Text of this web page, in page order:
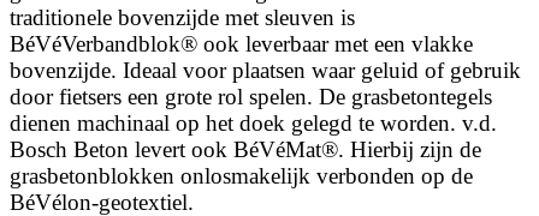
traditionele bovenzijde met sleuven is
BéVéVerbandblok® ook leverbaar met een vlakke
bovenzijde. Ideaal voor plaatsen waar geluid of gebruik
door fietsers een grote rol spelen. De grasbetontegels
dienen machinaal op het doek gelegd te worden. v.d.
Bosch Beton levert ook BéVéMat®. Hierbij zijn de
grasbetonblokken onlosmakelijk verbonden op de
BéVélon-geotextiel.